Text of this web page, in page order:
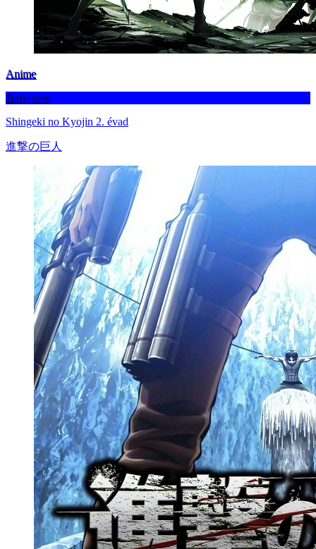
Anime
Befejezett
Shingeki no Kyojin 2. évad
進撃の巨人